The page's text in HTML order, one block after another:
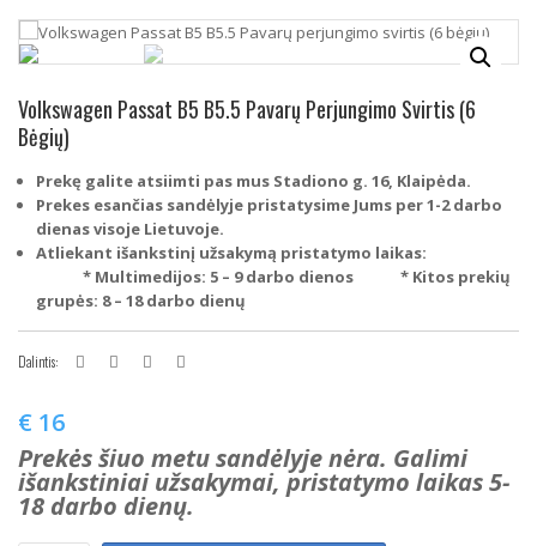
Volkswagen Passat B5 B5.5 Pavarų Perjungimo Svirtis (6
Bėgių)
Prekę galite atsiimti pas mus Stadiono g. 16, Klaipėda.
Prekes esančias sandėlyje pristatysime Jums per 1-2 darbo
dienas visoje Lietuvoje.
Atliekant išankstinį užsakymą pristatymo laikas:
* Multimedijos: 5 – 9 darbo dienos * Kitos prekių
grupės: 8 – 18 darbo dienų
Dalintis:
€ 16
Prekės šiuo metu sandėlyje nėra. Galimi
išankstiniai užsakymai, pristatymo laikas 5-
18 darbo dienų.